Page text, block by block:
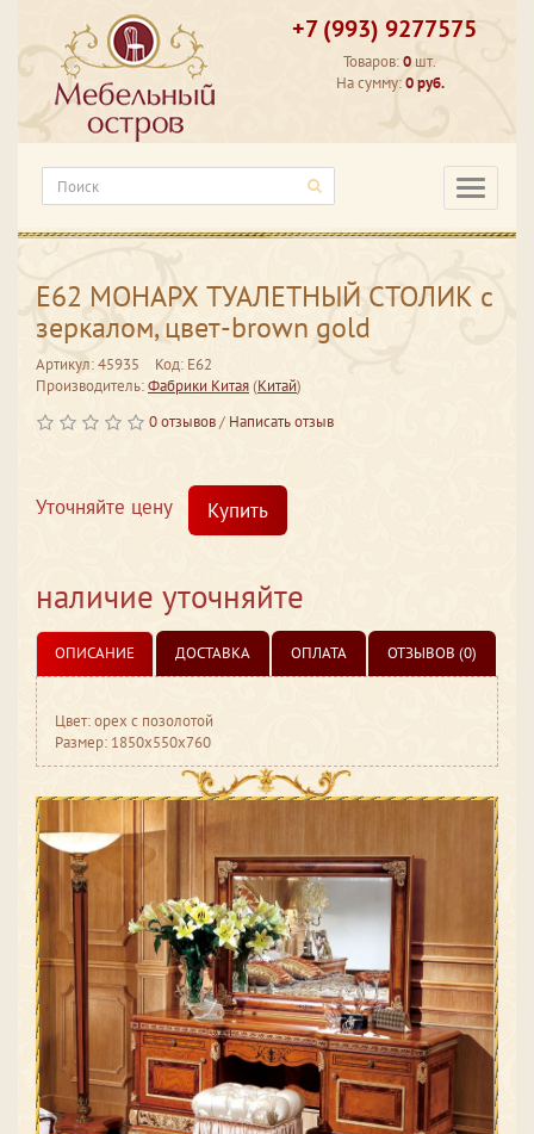
+7 (993) 9277575
Товаров:0 шт.
На сумму:0 руб.
Е62 МОНАРХ ТУАЛЕТНЫЙ СТОЛИК с
зеркалом, цвет-brown gold
Артикул: 45935
Код: Е62
Производитель:Фабрики Китая(Китай)
0 отзывов/ Написать отзыв
Уточняйте цену Купить
наличие уточняйте
ОПИСАНИЕ ДОСТАВКА ОПЛАТА ОТЗЫВОВ (0)
Цвет: орех с позолотой
Размер: 1850x550x760